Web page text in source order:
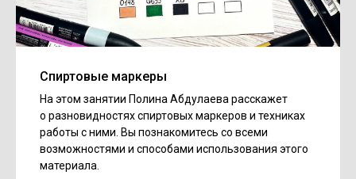
Спиртовые маркеры
На этом занятии Полина Абдулаева расскажет
о разновидностях спиртовых маркеров и техниках
работы с ними. Вы познакомитесь со всеми
возможностями и способами использования этого
материала.